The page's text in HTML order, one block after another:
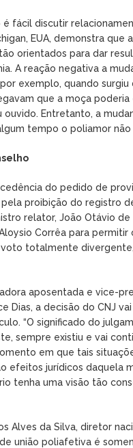
é fácil discutir
EUA, demonstra
orientados para dar
A reação negativa a
exemplo, quando
que a moça
Entretanto, a
tempo o poliamor
do pedido de
proibição do registro
relator, João Otávio
Corrêa para
totalmente
aposentada e vice-
Dias, a decisão do CNJ
“O significado do
sempre existiu e vai
em que tais
efeitos jurídicos daquela
tenha uma visão tão
Alves da Silva, diretor
união poliafetiva é